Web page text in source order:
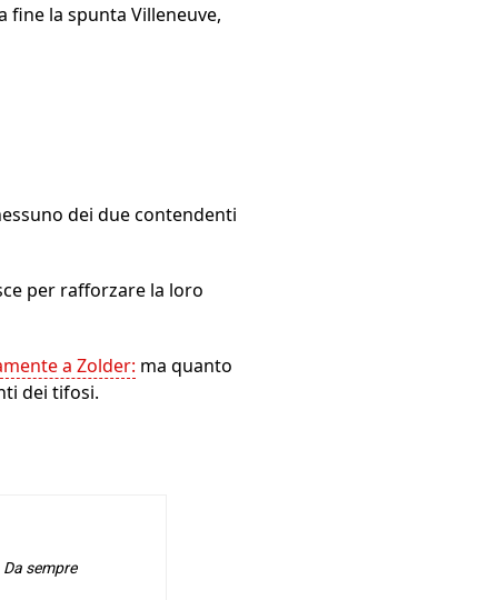
fine la spunta Villeneuve,
dei due contendenti
per rafforzare la loro
a Zolder: ma quanto
dei tifosi.
sempre